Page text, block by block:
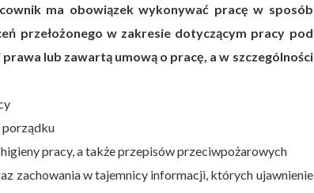
ma obowiązek wykonywać pracę w sposób
przełożonego w zakresie dotyczącym pracy pod
lub zawartą umową o pracę, a w szczególności
porządku
pracy, a także przepisów przeciwpożarowych
zachowania w tajemnicy informacji, których ujawnienie